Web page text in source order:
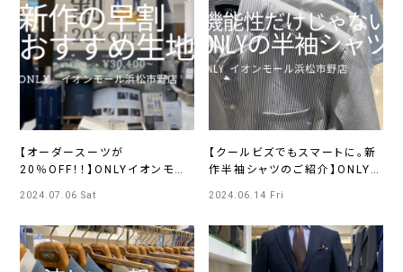
【オーダースーツが
20％OFF！！】ONLYイオンモー
2024.07.06 Sat
【クールビズでもスマートに。新
作半袖シャツのご紹介】ONLYイ
2024.06.14 Fri